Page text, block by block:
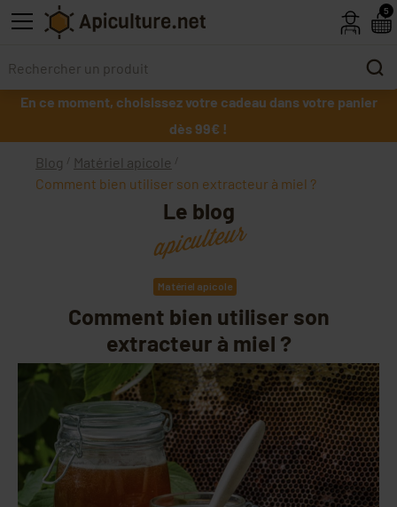
Skip to main content
En ce moment, choisissez votre cadeau dans votre panier
dès 99€ !
Blog
Matériel apicole
Comment bien utiliser son extracteur à miel ?
Le blog
apiculteur
Matériel apicole
Comment bien utiliser son
extracteur à miel ?
5